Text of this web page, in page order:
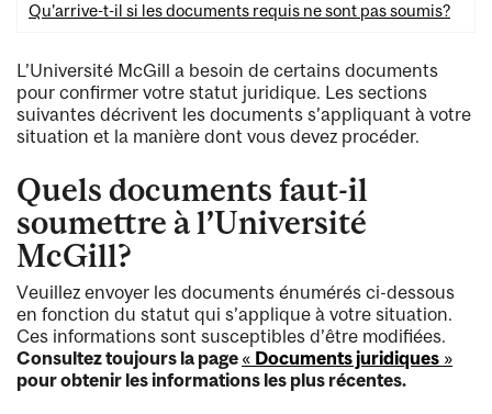
Qu’arrive-t-il si les documents requis ne sont pas soumis?
L’Université McGill a besoin de certains documents
pour confirmer votre statut juridique. Les sections
suivantes décrivent les documents s’appliquant à votre
situation et la manière dont vous devez procéder.
Quels documents faut-il
soumettre à l’Université
McGill?
Veuillez envoyer les documents énumérés ci-dessous
en fonction du statut qui s’applique à votre situation.
Ces informations sont susceptibles d’être modifiées.
Consultez toujours la page « Documents juridiques »
pour obtenir les informations les plus récentes.